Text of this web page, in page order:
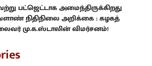
பட்ஜெட்டாக அமைந்திருக்கிறது
நிதிநிலை அறிக்கை : கழகத்
மு.க.ஸ்டாலின் விமர்சனம்!